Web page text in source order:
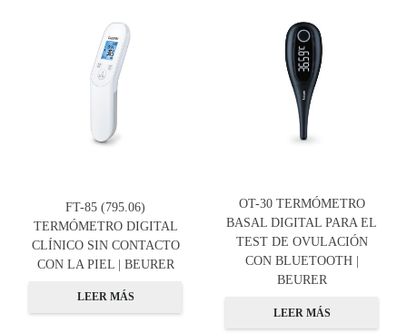
FT-85 (795.06)
TERMÓMETRO DIGITAL
CLÍNICO SIN CONTACTO
CON LA PIEL | BEURER
LEER MÁS
OT-30 TERMÓMETRO
BASAL DIGITAL PARA EL
TEST DE OVULACIÓN
CON BLUETOOTH |
BEURER
LEER MÁS